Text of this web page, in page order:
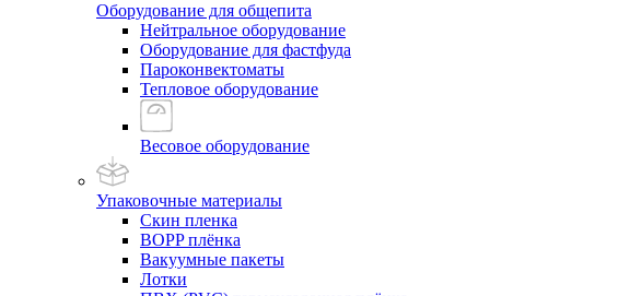
Оборудование для общепита
Нейтральное оборудование
Оборудование для фастфуда
Пароконвектоматы
Тепловое оборудование
Весовое оборудование
Упаковочные материалы
Скин пленка
BOPP плёнка
Вакуумные пакеты
Лотки